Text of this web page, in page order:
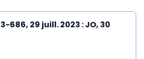
686, 29 juill. 2023 : JO, 30